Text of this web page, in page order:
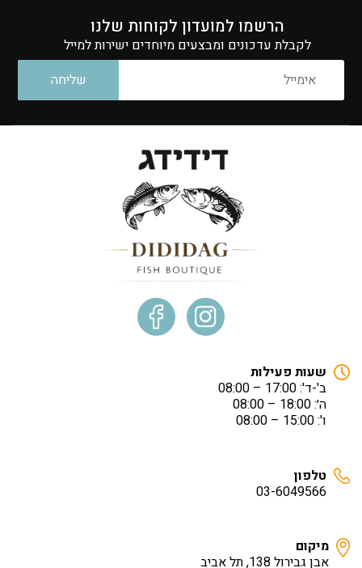
הרשמו למועדון לקוחות שלנו
לקבלת עדכונים ומבצעים מיוחדים ישירות למייל
שעות פעילות
ב'-ד': 17:00 – 08:00
ה׳: 18:00 – 08:00
ו': 15:00 – 08:00
טלפון
03-6049566
מיקום
אבן גבירול 138, תל אביב